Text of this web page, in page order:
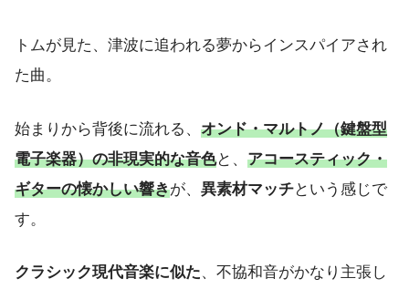
トムが見た、津波に追われる夢からインスパイアされ
た曲。
始まりから背後に流れる、 オンド・マルトノ（鍵盤型
電子楽器）の非現実的な音色と、 アコースティック・
ギターの懐かしい響きが、 異素材マッチという感じで
す。
クラシック現代音楽に似た、不協和音がかなり主張し